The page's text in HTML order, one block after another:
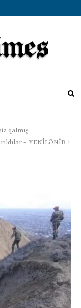
qalmış
– YENİLƏNİB +